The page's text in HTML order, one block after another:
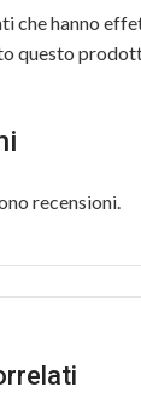
recensioni.
che hanno
questo